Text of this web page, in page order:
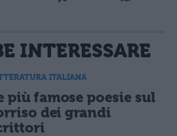
INTERESSARE
ITALIANA
più famose poesie sul
dei grandi